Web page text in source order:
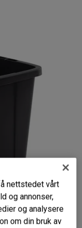
nettstedet vårt
og annonser,
og analysere
om din bruk av